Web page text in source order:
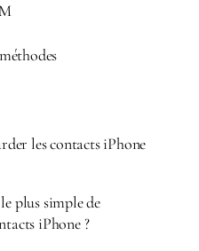
les contacts iPhone
plus simple de
iPhone ?